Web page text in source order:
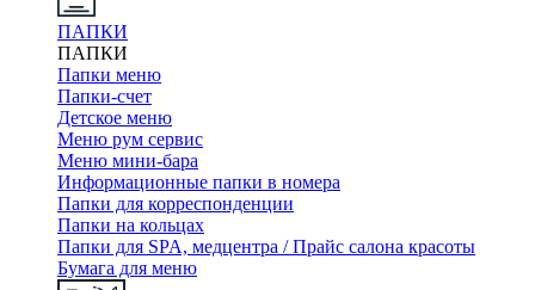
ПАПКИ
ПАПКИ
Папки меню
Папки-счет
Детское меню
Меню рум сервис
Меню мини-бара
Информационные папки в номера
Папки для корреспонденции
Папки на кольцах
Папки для SPA, медцентра / Прайс салона красоты
Бумага для меню